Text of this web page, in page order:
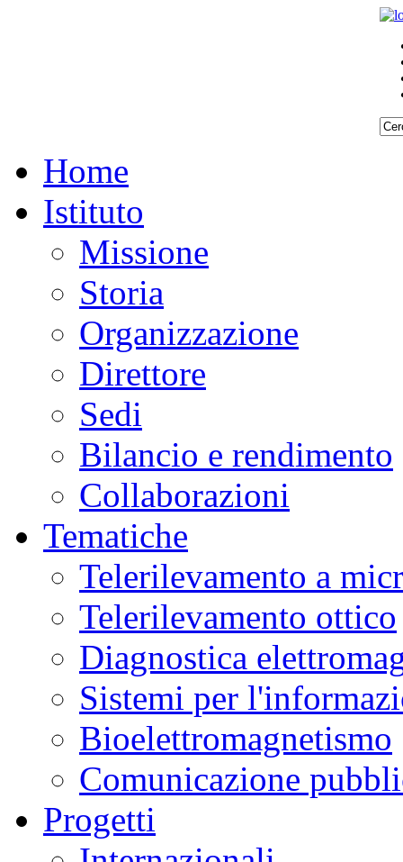
Home
Istituto
Missione
Storia
Organizzazione
Direttore
Sedi
Bilancio e rendimento
Collaborazioni
Tematiche
Telerilevamento a
Telerilevamento ottico
Diagnostica
Sistemi per
Bioelettromagnetismo
Comunicazione
Progetti